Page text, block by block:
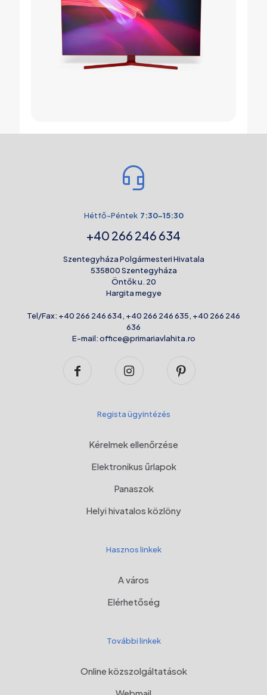
Hétfő-Péntek 7:30-15:30
+40 266 246 634
Szentegyháza Polgármesteri Hivatala
535800 Szentegyháza
Öntők u. 20
Hargita megye
Tel/Fax: +40 266 246 634, +40 266 246 635, +40 266 246
636
E-mail:office@primariavlahita.ro
Regista ügyintézés
Kérelmek ellenőrzése
Elektronikus űrlapok
Panaszok
Helyi hivatalos közlöny
Hasznos linkek
A város
Elérhetőség
További linkek
Online közszolgáltatások